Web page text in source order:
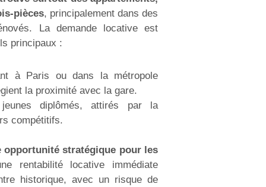
pièces, principalement dans des
La demande locative est
principaux :
à Paris ou dans la métropole
la proximité avec la gare.
diplômés, attirés par la
compétitifs.
opportunité stratégique pour les
rentabilité locative immédiate
historique, avec un risque de